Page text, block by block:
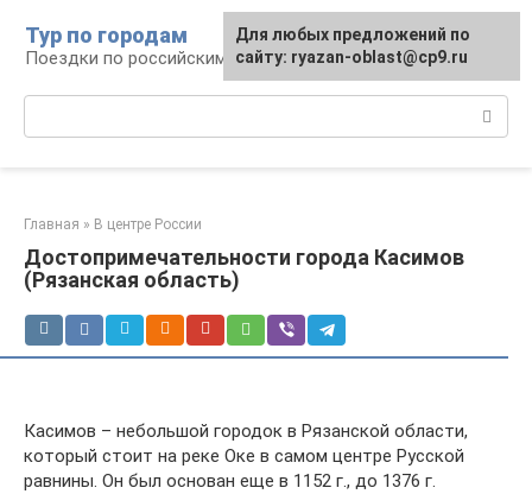
контенту
Тур по городам
Поездки по российским городам
Главная » В центре России
Достопримечательности города Касимов
(Рязанская область)
Касимов – небольшой городок в Рязанской области,
который стоит на реке Оке в самом центре Русской
равнины. Он был основан еще в 1152 г., до 1376 г.
Для любых предложений по
сайту: ryazan-oblast@cp9.ru